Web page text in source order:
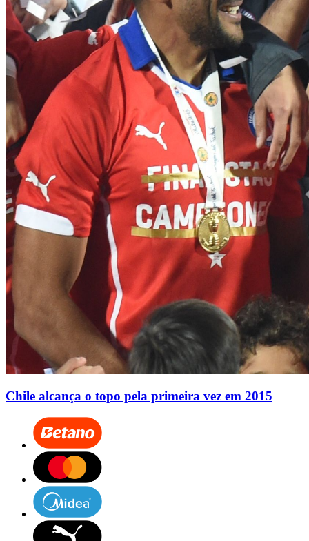
Chile alcança o topo pela primeira vez em 2015